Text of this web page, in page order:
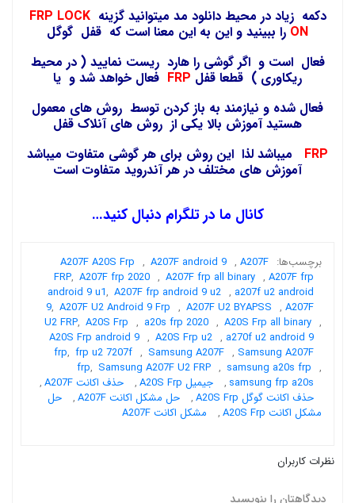
دکمه زیاد در محیط دانلود مد میتوانید گزینهFRP LOCK
ON را ببینید و این به این معنا است که قفل گوگل
فعال است و اگر گوشی را هارد ریست نمایید ( در محیط
ریکاوری ) قطعا قفل FRP فعال خواهد شد و یا
فعال شده و نیازمند به باز کردن توسط روش های معمول
هستید آموزش بالا یکی از روش های آنلاک قفل
FRP
میباشد لذا این روش برای هر گوشی متفاوت میباشد
آموزش های مختلف در هر آندروید متفاوت است
کانال ما در تلگرام دنبال کنید…
برچسب‌ها: A207F A20S Frp , A207F android 9 , A207F
FRP, A207F frp 2020 , A207F frp all binary , A207F frp
android 9 u1, A207F frp android 9 u2 , a207f u2 android
9, A207F U2 Android 9 Frp , A207F U2 BYAPSS , A207F
U2 FRP, A20S Frp , a20s frp 2020 , A20S Frp all binary ,
A20S Frp android 9 , A20S Frp u2 , a270f u2 android 9
frp, frp u2 7207f , Samsung A207F , Samsung A207F
frp, Samsung A207F U2 FRP , samsung a20s frp ,
samsung frp a20s
, جیمیل A20S Frp , حذف اکانت A207F
,
حذف اکانت گوگل A20S Frp
, حل مشکل اکانت A207F ,
حل
مشکل اکانت A20S Frp
, مشکل اکانت A207F
نظرات کاربران
دیدگاهتان را بنویسید